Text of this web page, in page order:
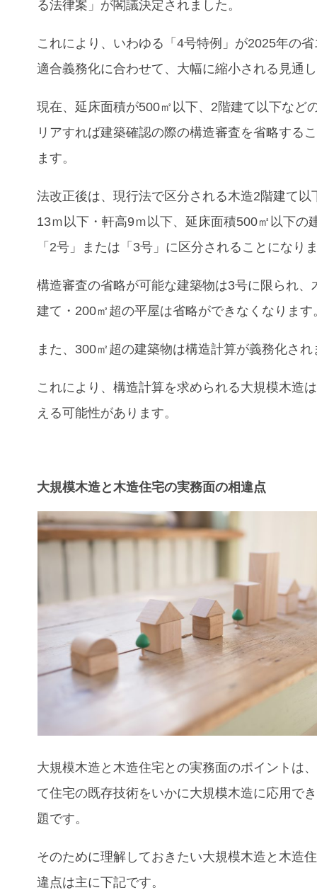
る法律案」が閣議決定されました。
これにより、いわゆる「4号特例」が2025年の
適合義務化に合わせて、大幅に縮小される見通
現在、延床面積が500㎡以下、2階建て以下など
リアすれば建築確認の際の構造審査を省略する
ます。
法改正後は、現行法で区分される木造2階建て以
13ｍ以下・軒高9ｍ以下、延床面積500㎡以下の
「2号」または「3号」に区分されることになり
構造審査の省略が可能な建築物は3号に限られ、
建て・200㎡超の平屋は省略ができなくなります
また、300㎡超の建築物は構造計算が義務化され
これにより、構造計算を求められる大規模木造
える可能性があります。
大規模木造と木造住宅の実務面の相違点
大規模木造と木造住宅との実務面のポイントは、
て住宅の既存技術をいかに大規模木造に応用で
題です。
そのために理解しておきたい大規模木造と木造
違点は主に下記です。